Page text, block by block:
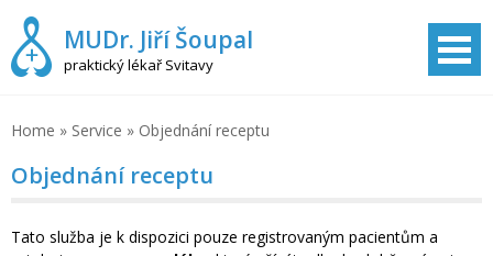
content
MUDr. Jiří Šoupal
praktický lékař Svitavy
Home » Service » Objednání receptu
Objednání receptu
Tato služba je k dispozici pouze registrovaným pacientům a